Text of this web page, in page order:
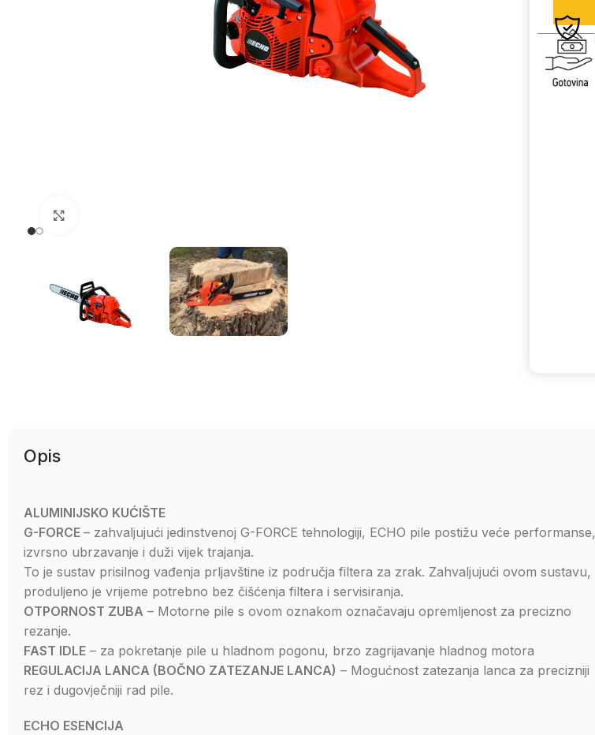
Opis
ALUMINIJSKO KUĆIŠTE
G-FORCE – zahvaljujući jedinstvenoj G-FORCE tehnologiji, ECHO pile postižu veće performanse,
izvrsno ubrzavanje i duži vijek trajanja.
To je sustav prisilnog vađenja prljavštine iz područja filtera za zrak. Zahvaljujući ovom sustavu,
produljeno je vrijeme potrebno bez čišćenja filtera i servisiranja.
OTPORNOST ZUBA – Motorne pile s ovom oznakom označavaju opremljenost za precizno
rezanje.
FAST IDLE – za pokretanje pile u hladnom pogonu, brzo zagrijavanje hladnog motora
REGULACIJA LANCA (BOČNO ZATEZANJE LANCA) – Mogućnost zatezanja lanca za precizniji
rez i dugovječniji rad pile.
ECHO ESENCIJA